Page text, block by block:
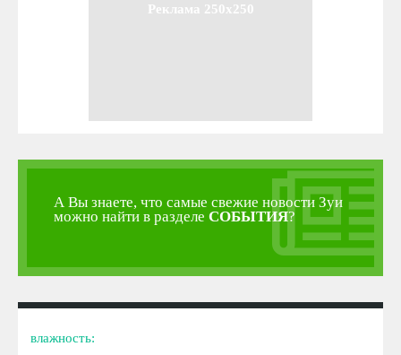
Реклама 250x250
А Вы знаете, что самые свежие новости Зуи
можно найти в разделе СОБЫТИЯ?
влажность: